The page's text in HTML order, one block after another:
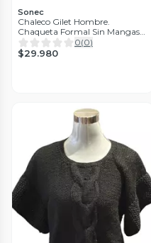
Sonec
Chaleco Gilet Hombre.
Chaqueta Formal Sin Mangas
Matrimonio
0(0)
$29.980